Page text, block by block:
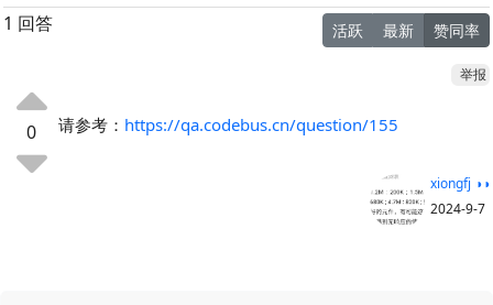
1 回答 活跃 最新 赞同率
举报
0 请参考： https://qa.codebus.cn/question/155
xiongfj ◑◑
2024-9-7